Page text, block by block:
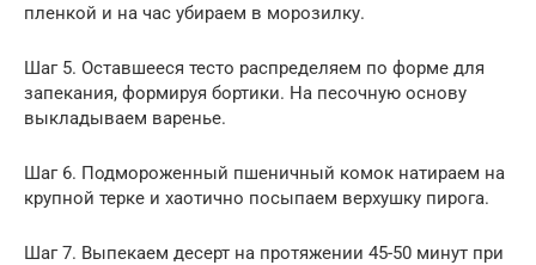
пленкой и на час убираем в морозилку.
Шаг 5. Оставшееся тесто распределяем по форме для
запекания, формируя бортики. На песочную основу
выкладываем варенье.
Шаг 6. Подмороженный пшеничный комок натираем на
крупной терке и хаотично посыпаем верхушку пирога.
Шаг 7. Выпекаем десерт на протяжении 45-50 минут при